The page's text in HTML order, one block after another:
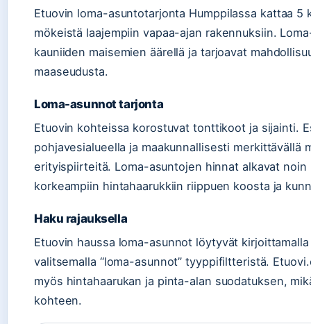
Etuovin loma-asuntotarjonta Humppilassa kattaa
mökeistä laajempiin vapaa-ajan rakennuksiin.
kauniiden maisemien äärellä ja tarjoavat
maaseudusta.
Loma-asunnot tarjonta
Etuovin kohteissa korostuvat tonttikoot ja sijainti.
pohjavesialueella ja maakunnallisesti merkittävällä
erityispiirteitä. Loma-asuntojen hinnat alkavat
korkeampiin hintahaarukkiin riippuen koosta ja
Haku rajauksella
Etuovin haussa loma-asunnot löytyvät kirjoittamalla
valitsemalla “loma-asunnot” tyyppifiltteristä.
myös hintahaarukan ja pinta-alan suodatuksen,
kohteen.